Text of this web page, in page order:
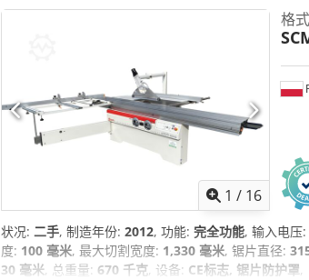
1 / 16
格
状况: 二手, 制造年份: 2012, 功能: 完全功能, 输入电压:
度: 100 毫米, 最大切割宽度: 1,330 毫米, 锯片直径:
30 毫米, 总重量: 670 千克, 设备: CE标志, 锯片防护罩,